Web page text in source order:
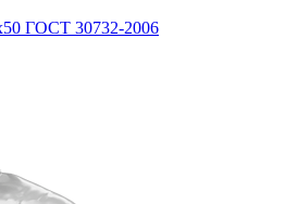
ГОСТ 30732-2006